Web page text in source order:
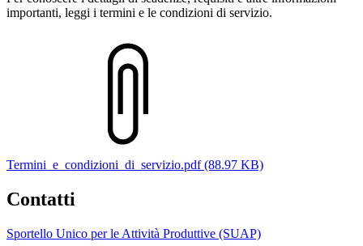
importanti, leggi i termini e le condizioni di servizio.
Termini_e_condizioni_di_servizio.pdf (88.97 KB)
Contatti
Sportello Unico per le Attività Produttive (SUAP)